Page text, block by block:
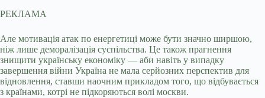
РЕКЛАМА
Але мотивація атак по енергетиці може бути значно ширшою,
ніж лише деморалізація суспільства. Це також прагнення
знищити українську економіку — аби навіть у випадку
завершення війни Україна не мала серйозних перспектив для
відновлення, ставши наочним прикладом того, що відбувається
з країнами, котрі не підкоряються волі москви.